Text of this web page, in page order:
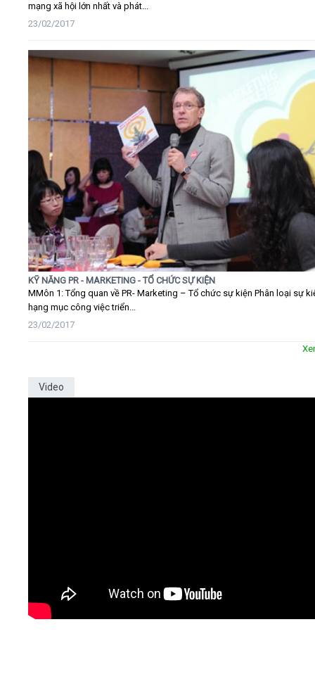
mạng xã hội lớn nhất và phát...
23/02/2017
KỸ NĂNG PR - MARKETING - TỔ CHỨC SỰ KIỆN
MMôn 1: Tổng quan về PR- Marketing – Tổ chức sự kiện Phân loại sự
hạng mục công việc triển...
23/02/2017
Video